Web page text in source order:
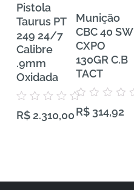
Pistola
Taurus PT
249 24/7
Calibre
.9mm
Oxidada
0
R$2.310,00
Munição
CBC 40 SW
CXPO
130GR C.B
TACT
0
R$ 314,92